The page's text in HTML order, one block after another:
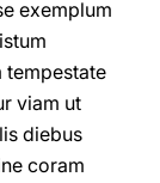
exemplum
tempestate
viam ut
diebus
coram